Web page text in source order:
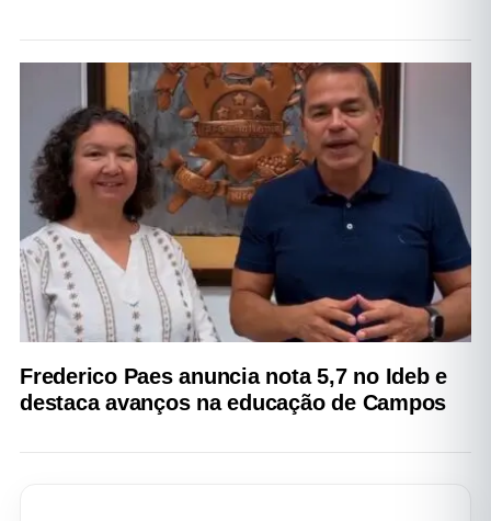
Frederico Paes anuncia nota 5,7 no Ideb e
destaca avanços na educação de Campos